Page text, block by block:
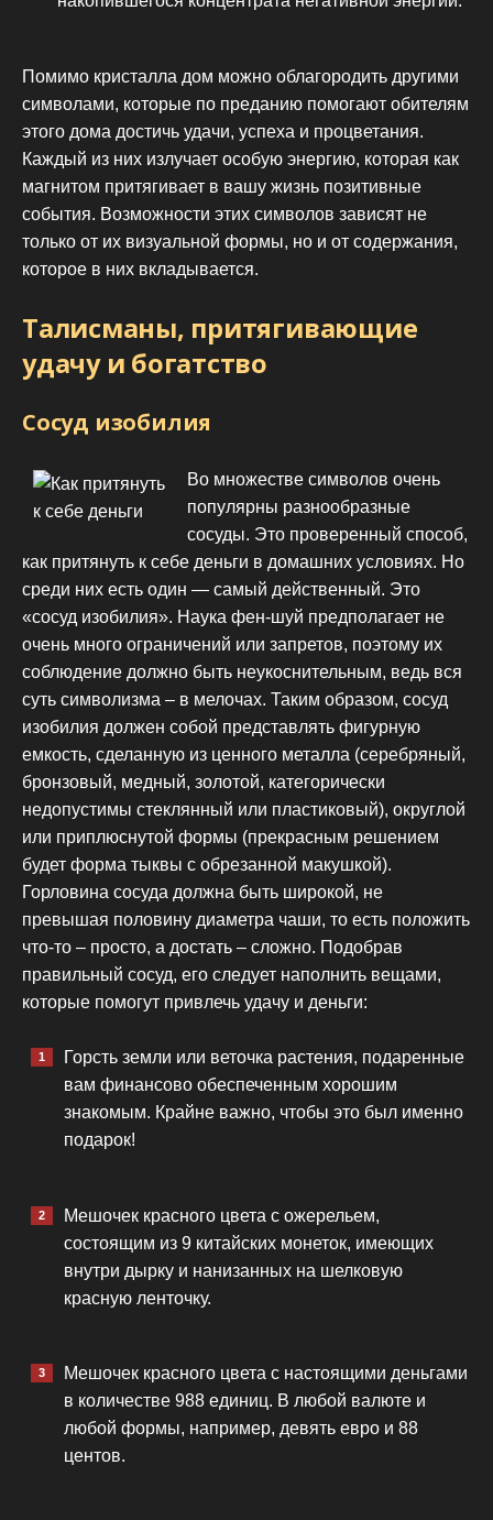
Помимо кристалла дом можно облагородить другими
символами, которые по преданию помогают обителям
этого дома достичь удачи, успеха и процветания.
Каждый из них излучает особую энергию, которая как
магнитом притягивает в вашу жизнь позитивные
события. Возможности этих символов зависят не
только от их визуальной формы, но и от содержания,
которое в них вкладывается.
Талисманы, притягивающие
удачу и богатство
Сосуд изобилия
Во множестве символов очень
популярны разнообразные
сосуды. Это проверенный способ,
как притянуть к себе деньги в домашних условиях. Но
среди них есть один — самый действенный. Это
«сосуд изобилия». Наука фен-шуй предполагает не
очень много ограничений или запретов, поэтому их
соблюдение должно быть неукоснительным, ведь вся
суть символизма – в мелочах. Таким образом, сосуд
изобилия должен собой представлять фигурную
емкость, сделанную из ценного металла (серебряный,
бронзовый, медный, золотой, категорически
недопустимы стеклянный или пластиковый), округлой
или приплюснутой формы (прекрасным решением
будет форма тыквы с обрезанной макушкой).
Горловина сосуда должна быть широкой, не
превышая половину диаметра чаши, то есть положить
что-то – просто, а достать – сложно. Подобрав
правильный сосуд, его следует наполнить вещами,
которые помогут привлечь удачу и деньги:
Горсть земли или веточка растения, подаренные
вам финансово обеспеченным хорошим
знакомым. Крайне важно, чтобы это был именно
подарок!
Мешочек красного цвета с ожерельем,
состоящим из 9 китайских монеток, имеющих
внутри дырку и нанизанных на шелковую
красную ленточку.
Мешочек красного цвета с настоящими деньгами
в количестве 988 единиц. В любой валюте и
любой формы, например, девять евро и 88
центов.